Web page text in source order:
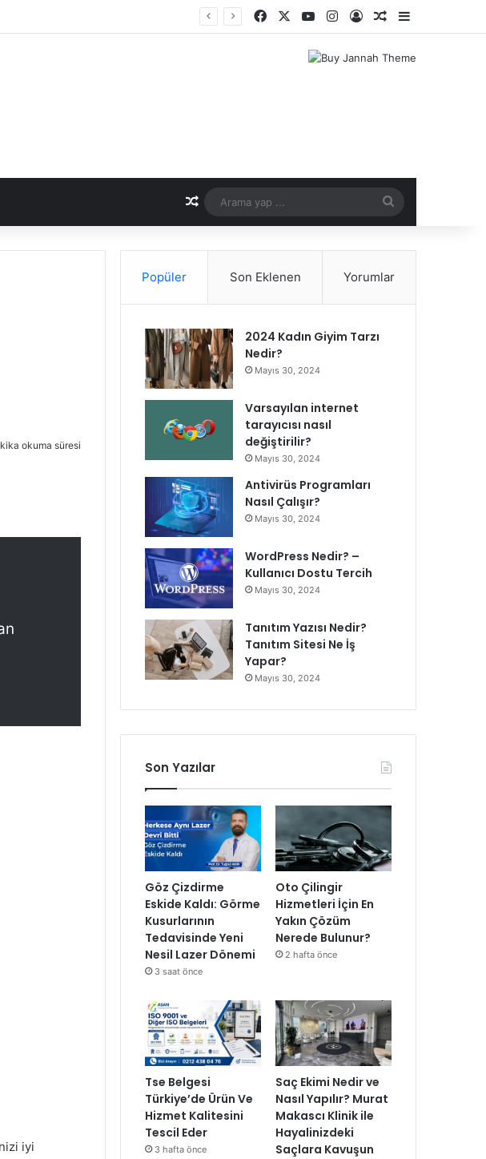
Yeni Nesil Lazer Dönemi Facebook YouTubeInstagramKayıt OlRastgele Makale
Rastgele Makale
yap
okuma süresi
iyi
Popüler Son Eklenen Yorumlar
2024 Kadın Giyim Tarzı
Nedir?
Mayıs 30, 2024
Varsayılan internet
tarayıcısı nasıl
değiştirilir?
Mayıs 30, 2024
Antivirüs Programları
Nasıl Çalışır?
Mayıs 30, 2024
WordPress Nedir? –
Kullanıcı Dostu Tercih
Mayıs 30, 2024
Tanıtım Yazısı Nedir?
Tanıtım Sitesi Ne İş
Yapar?
Mayıs 30, 2024
Son Yazılar
Göz Çizdirme
Eskide Kaldı: Görme
Kusurlarının
Tedavisinde Yeni
Nesil Lazer Dönemi
3 saat önce
Oto Çilingir
Hizmetleri İçin En
Yakın Çözüm
Nerede Bulunur?
2 hafta önce
Tse Belgesi
Türkiye’de Ürün Ve
Hizmet Kalitesini
Tescil Eder
3 hafta önce
Saç Ekimi Nedir ve
Nasıl Yapılır? Murat
Makascı Klinik ile
Hayalinizdeki
Saçlara Kavuşun